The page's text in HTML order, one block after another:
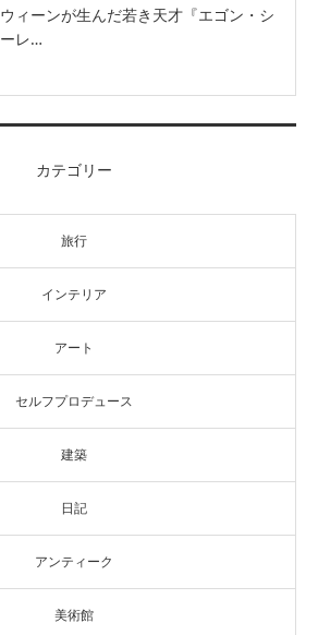
ウィーンが生んだ若き天才『エゴン・シ
ーレ…
カテゴリー
旅行
インテリア
アート
セルフプロデュース
建築
日記
アンティーク
美術館